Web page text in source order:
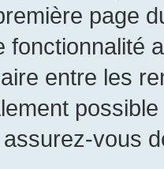
page
fonctionnalité
entre les
vous